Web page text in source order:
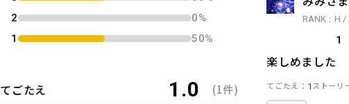
2
0%
1
50%
てごたえ 1.0 (1件)
RANK：H /
1
楽しめました
てごたえ 1 ストーリ